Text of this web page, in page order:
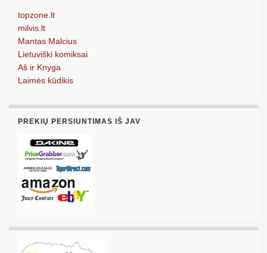
topzone.lt
milvis.lt
Mantas Malcius
Lietuviški komiksai
Aš ir Knyga
Laimės kūdikis
PREKIŲ PERSIUNTIMAS IŠ JAV